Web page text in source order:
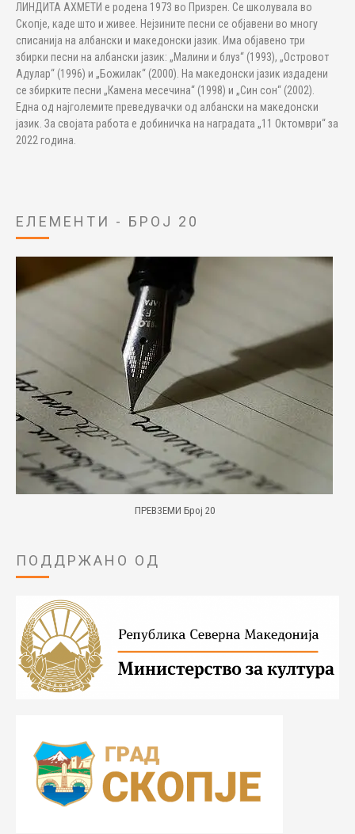
ЛИНДИТА АХМЕТИ е родена 1973 во Призрен. Се школувала во
Скопје, каде што и живее. Нејзините песни се објавени во многу
списанија на албански и македонски јазик. Има објавено три
збирки песни на албански јазик: „Малини и блуз“ (1993), „Островот
Адулар“ (1996) и „Божилак“ (2000). На македонски јазик издадени
се збирките песни „Камена месечина“ (1998) и „Син сон“ (2002).
Една од најголемите преведувачки од албански на македонски
јазик. За својата работа е добиничка на наградата „11 Октомври“ за
2022 година.
ЕЛЕМЕНТИ - БРОЈ 20
ПРЕВЗЕМИ Број 20
ПОДДРЖАНО ОД